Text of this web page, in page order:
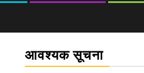
आवश्यक सूचना